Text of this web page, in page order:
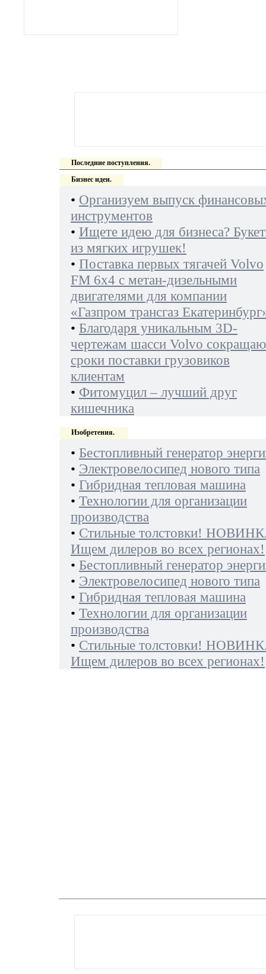
Последние поступления.
Бизнес идеи.
• Организуем выпуск
инструментов
• Ищете идею для бизнеса?
из мягких игрушек!
• Поставка первых тягачей Volvo
FM 6х4 с метан-дизельными
двигателями для компании
«Газпром трансгаз
• Благодаря уникальным 3D-
чертежам шасси Volvo
сроки поставки грузовиков
клиентам
• Фитомуцил – лучший друг
кишечника
Изобретения.
• Бестопливный генератор
• Электровелосипед нового типа
• Гибридная тепловая машина
• Технологии для организации
производства
• Стильные толстовки!
Ищем дилеров во всех регионах!
• Бестопливный генератор
• Электровелосипед нового типа
• Гибридная тепловая машина
• Технологии для организации
производства
• Стильные толстовки!
Ищем дилеров во всех регионах!